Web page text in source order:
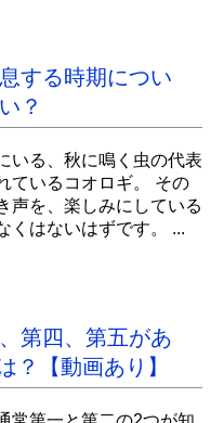
する時期につい
？
いる、秋に鳴く虫の代表
ているコオロギ。 その
声を、楽しみにしている
くはないはずです。 ...
第四、第五があ
？【動画あり】